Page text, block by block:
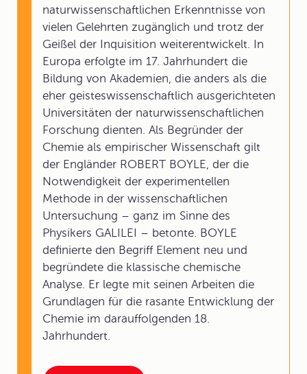
naturwissenschaftlichen Erkenntnisse von
vielen Gelehrten zugänglich und trotz der
Geißel der Inquisition weiterentwickelt. In
Europa erfolgte im 17. Jahrhundert die
Bildung von Akademien, die anders als die
eher geisteswissenschaftlich ausgerichteten
Universitäten der naturwissenschaftlichen
Forschung dienten. Als Begründer der
Chemie als empirischer Wissenschaft gilt
der Engländer ROBERT BOYLE, der die
Notwendigkeit der experimentellen
Methode in der wissenschaftlichen
Untersuchung – ganz im Sinne des
Physikers GALILEI – betonte. BOYLE
definierte den Begriff Element neu und
begründete die klassische chemische
Analyse. Er legte mit seinen Arbeiten die
Grundlagen für die rasante Entwicklung der
Chemie im darauffolgenden 18.
Jahrhundert.